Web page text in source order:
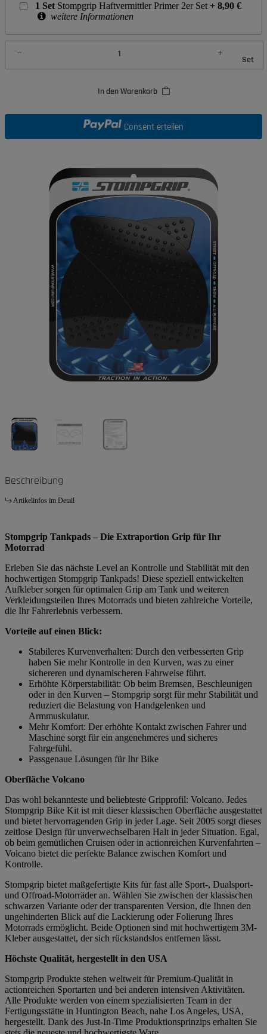
1 Set Stompgrip Haftvermittler Primer 2er Set + 8,90 €
weitere Informationen
Set
In den Warenkorb
Consent erteilen
Beschreibung
Artikelinfos im Detail
Stompgrip Tankpads – Die Extraportion Grip für Ihr
Motorrad
Erleben Sie das nächste Level an Kontrolle und Stabilität mit den
hochwertigen Stompgrip Tankpads! Diese speziell entwickelten
Aufkleber sorgen für optimalen Grip am Tank und weiteren
Verkleidungsteilen Ihres Motorrads und bieten zahlreiche Vorteile,
die Ihr Fahrerlebnis verbessern.
Vorteile auf einen Blick:
Stabileres Kurvenverhalten: Durch den verbesserten Grip
haben Sie mehr Kontrolle in den Kurven, was zu einer
sichereren und dynamischeren Fahrweise führt.
Erhöhte Körperstabilität: Ob beim Bremsen, Beschleunigen
oder in den Kurven – Stompgrip sorgt für mehr Stabilität und
reduziert die Belastung von Handgelenken und
Armmuskulatur.
Mehr Komfort: Der erhöhte Kontakt zwischen Fahrer und
Maschine sorgt für ein angenehmeres und sicheres
Fahrgefühl.
Passgenaue Lösungen für Ihr Bike
Oberfläche Volcano
Das wohl bekannteste und beliebteste Gripprofil: Volcano. Jedes
Stompgrip Bike Kit ist mit dieser klassischen Oberfläche ausgestattet
und bietet hervorragenden Grip in jeder Lage. Seit 2005 sorgt dieses
zeitlose Design für unverwechselbaren Halt in jeder Situation. Egal,
ob beim gemütlichen Cruisen oder in actionreichen Kurvenfahrten –
Volcano bietet die perfekte Balance zwischen Komfort und
Kontrolle.
Stompgrip bietet maßgefertigte Kits für fast alle Sport-, Dualsport-
und Offroad-Motorräder an. Wählen Sie zwischen der klassischen
schwarzen Variante oder der transparenten Version, die Ihnen den
ungehinderten Blick auf die Lackierung oder Folierung Ihres
Motorrads ermöglicht. Beide Optionen sind mit hochwertigem 3M-
Kleber ausgestattet, der sich rückstandslos entfernen lässt.
Höchste Qualität, hergestellt in den USA
Stompgrip Produkte stehen weltweit für Premium-Qualität in
actionreichen Sportarten und bei anderen intensiven Aktivitäten.
Alle Produkte werden von einem spezialisierten Team in der
Fertigungsstätte in Huntington Beach, nahe Los Angeles, USA,
hergestellt. Dank des Just-In-Time Produktionsprinzips erhalten Sie